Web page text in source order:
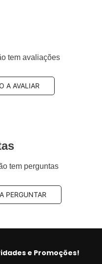
tem avaliações
A AVALIAR
tem perguntas
PERGUNTAR
e Promoções!